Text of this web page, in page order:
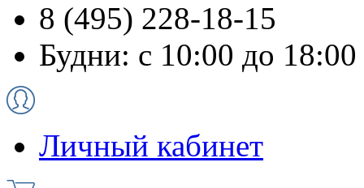
8 (495) 228-18-15
Будни: с 10:00 до 18:00
Личный кабинет